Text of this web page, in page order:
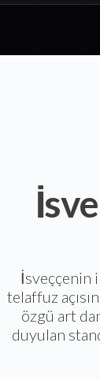
İsveççenin
telaffuz
özgü art
duyulan